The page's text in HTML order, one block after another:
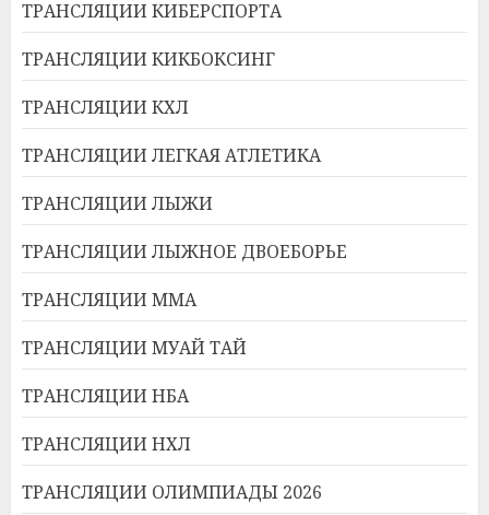
ТРАНСЛЯЦИИ КИБЕРСПОРТА
ТРАНСЛЯЦИИ КИКБОКСИНГ
ТРАНСЛЯЦИИ КХЛ
ТРАНСЛЯЦИИ ЛЕГКАЯ АТЛЕТИКА
ТРАНСЛЯЦИИ ЛЫЖИ
ТРАНСЛЯЦИИ ЛЫЖНОЕ ДВОЕБОРЬЕ
ТРАНСЛЯЦИИ ММА
ТРАНСЛЯЦИИ МУАЙ ТАЙ
ТРАНСЛЯЦИИ НБА
ТРАНСЛЯЦИИ НХЛ
ТРАНСЛЯЦИИ ОЛИМПИАДЫ 2026